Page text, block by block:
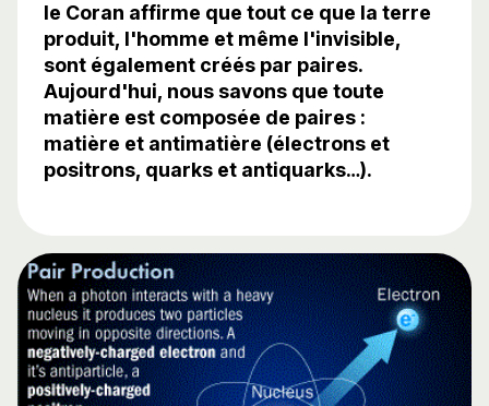
le Coran affirme que tout ce que la terre
produit, l'homme et même l'invisible,
sont également créés par paires.
Aujourd'hui, nous savons que toute
matière est composée de paires :
matière et antimatière (électrons et
positrons, quarks et antiquarks…).